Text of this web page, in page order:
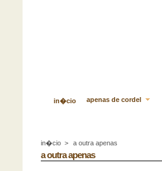
in�cio apenas de cordel
in�cio > a outra apenas
a outra apenas